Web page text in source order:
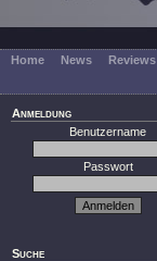
Home News Reviews
Anmeldung
Benutzername
Passwort
Suche